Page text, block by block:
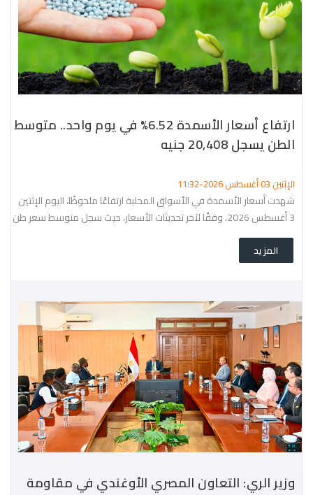
ارتفاع أسعار الأسمدة 6.52% في يوم واحد.. متوسط
الطن يسجل 20,408 جنيه
الإثنين 03 أغسطس 2026-11:32
شهدت أسعار الأسمدة في الأسواق المحلية ارتفاعًا ملحوظًا، اليوم الإثنين
3 أغسطس 2026، وفقًا لآخر تحديثات الأسعار، حيث سجل متوسط سعر طن
الأسمدة 20,408.02 جنيه، بزيادة قدرها 1,249.58
المزيد
وزير الري: التعاون المصري الأوغندي في مقاومة